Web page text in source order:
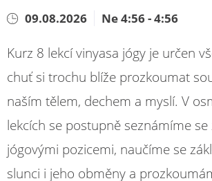
09.08.2026 Ne 4:56 - 4:56
Kurz 8 lekcí vinyasa jógy je určen
chuť si trochu blíže prozkoumat
naším tělem, dechem a myslí. V
lekcích se postupně seznámíme
jógovými pozicemi, naučíme se
slunci i jeho obměny a